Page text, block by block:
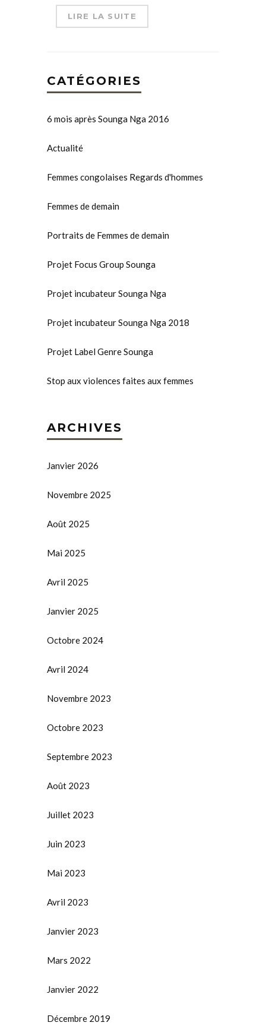
LIRE LA SUITE
CATÉGORIES
6 mois après Sounga Nga 2016
Actualité
Femmes congolaises Regards d'hommes
Femmes de demain
Portraits de Femmes de demain
Projet Focus Group Sounga
Projet incubateur Sounga Nga
Projet incubateur Sounga Nga 2018
Projet Label Genre Sounga
Stop aux violences faites aux femmes
ARCHIVES
Janvier 2026
Novembre 2025
Août 2025
Mai 2025
Avril 2025
Janvier 2025
Octobre 2024
Avril 2024
Novembre 2023
Octobre 2023
Septembre 2023
Août 2023
Juillet 2023
Juin 2023
Mai 2023
Avril 2023
Janvier 2023
Mars 2022
Janvier 2022
Décembre 2019